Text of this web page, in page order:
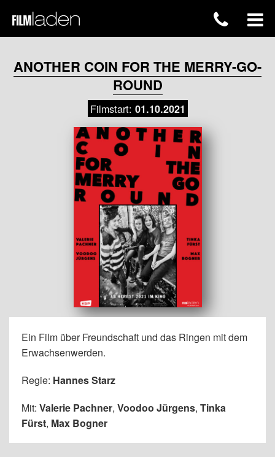
ANOTHER COIN FOR THE MERRY-GO-
ROUND
Filmstart: 01.10.2021
Ein Film über Freundschaft und das Ringen mit dem
Erwachsenwerden.
Regie: Hannes Starz
Mit: Valerie Pachner, Voodoo Jürgens, Tinka
Fürst, Max Bogner